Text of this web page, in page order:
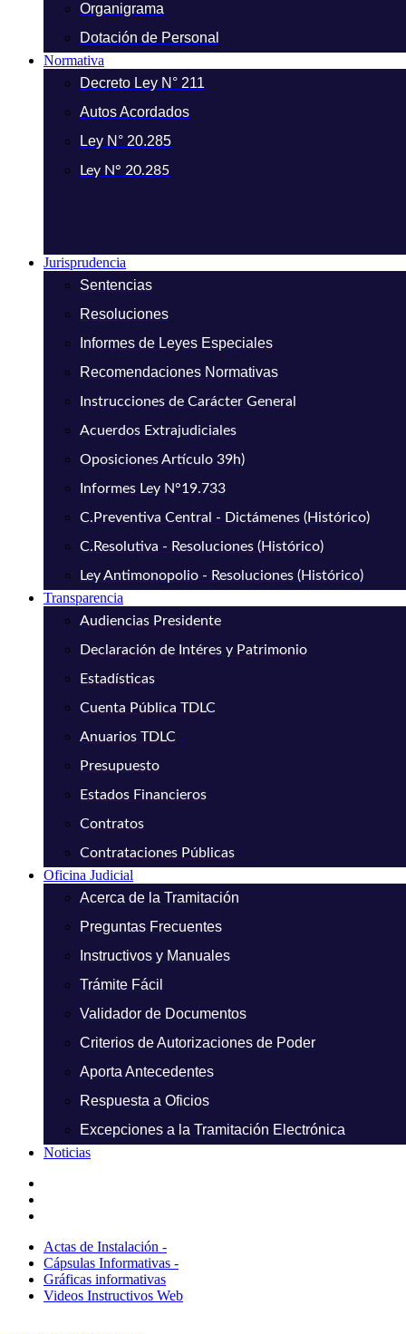
Organigrama
Dotación de Personal
Normativa
Decreto Ley N° 211
Autos Acordados
Ley N° 20.285
Ley N° 20.285
Jurisprudencia
Sentencias
Resoluciones
Informes de Leyes Especiales
Recomendaciones Normativas
Instrucciones de Carácter General
Acuerdos Extrajudiciales
Oposiciones Artículo 39h)
Informes Ley N°19.733
C.Preventiva Central - Dictámenes (Histórico)
C.Resolutiva - Resoluciones (Histórico)
Ley Antimonopolio - Resoluciones (Histórico)
Transparencia
Audiencias Presidente
Declaración de Intéres y Patrimonio
Estadísticas
Cuenta Pública TDLC
Anuarios TDLC
Presupuesto
Estados Financieros
Contratos
Contrataciones Públicas
Oficina Judicial
Acerca de la Tramitación
Preguntas Frecuentes
Instructivos y Manuales
Trámite Fácil
Validador de Documentos
Criterios de Autorizaciones de Poder
Aporta Antecedentes
Respuesta a Oficios
Excepciones a la Tramitación Electrónica
Noticias
Actas de Instalación -
Cápsulas Informativas -
Gráficas informativas
Videos Instructivos Web